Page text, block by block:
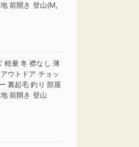
前開き 登山(M,
軽量 冬 襟なし 薄
ウトドア チョッ
裏起毛 釣り 部屋
前開き 登山